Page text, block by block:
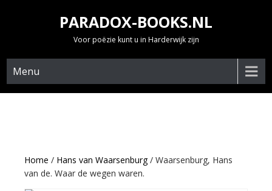
PARADOX-BOOKS.NL
Voor poëzie kunt u in Harderwijk zijn
Menu
Home / Hans van Waarsenburg/ Waarsenburg, Hans
van de. Waar de wegen waren.